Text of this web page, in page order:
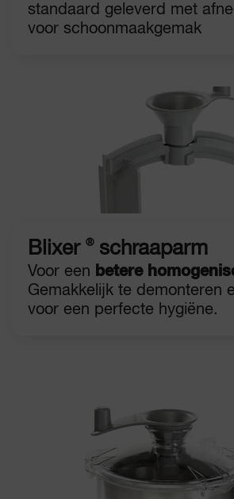
standaard geleverd met
voor schoonmaakgemak
Blixer ®schraaparm
Voor een betere
Gemakkelijk te demonteren
voor een perfecte hygiëne.